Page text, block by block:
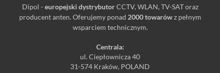
Dipol - europejski dystrybutorCCTV, WLAN, TV-SAT oraz
producent anten. Oferujemy ponad 2000 towarówz pełnym
wsparciem technicznym.
Centrala:
ul. Ciepłownicza 40
31-574 Kraków, POLAND